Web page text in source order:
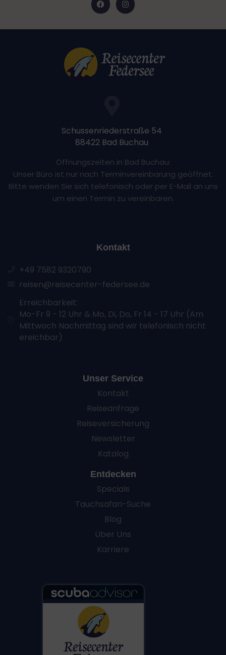
Schussenriederstraße 54
88422 Bad Buchau
Öffnungszeiten in Bad Buchau:
Unser Büro ist nur nach Terminvereinbarung geöffnet.
Bitte wenden Sie sich telefonisch oder per E-Mail an uns
um einen Termin zu vereinbaren.
Kontakt
+49 7582 9320790
reisen@reisecenter-federsee.de
Erreichbarkeit:
Mo-Fr 9 - 12 Uhr & Mo, Di, Do, Fr 14 - 17 Uhr (Am
Mittwoch Nachmittag sind wir telefonisch nicht
ereichbar)
Unser Service
Kontakt
Reiseanfrage
Reiseversicherung
Newsletter
Katalog
Entdecken
Specials
Tauchsafari-Suche
Blog
Über Uns
Karriere